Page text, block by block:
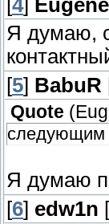
[4]
Я думаю,
[5] BabuR
Quote (
следующим
Я думаю
[6] edw1n